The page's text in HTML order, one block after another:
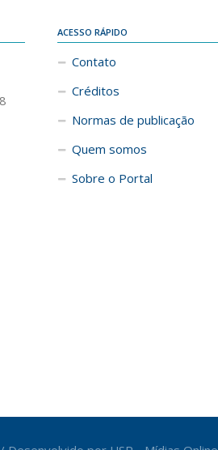
ACESSO RÁPIDO
Contato
Créditos
Normas de publicação
Quem somos
Sobre o Portal